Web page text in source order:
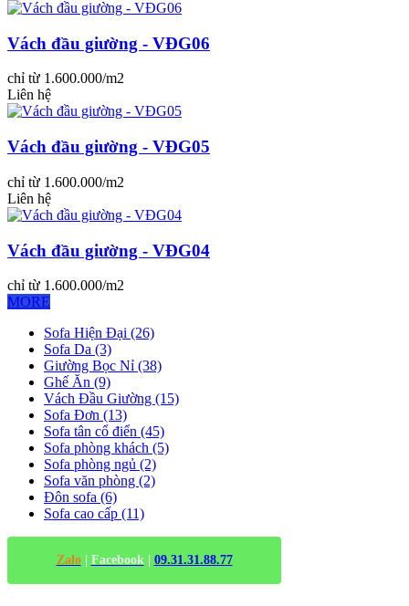
Vách đầu giường - VĐG06
chỉ từ 1.600.000/m2
Liên hệ
Vách đầu giường - VĐG05
chỉ từ 1.600.000/m2
Liên hệ
Vách đầu giường - VĐG04
chỉ từ 1.600.000/m2
MORE
Sofa Hiện Đại (26)
Sofa Da (3)
Giường Bọc Nỉ (38)
Ghế Ăn (9)
Vách Đầu Giường (15)
Sofa Đơn (13)
Sofa tân cổ điển (45)
Sofa phòng khách (5)
Sofa phòng ngủ (2)
Sofa văn phòng (2)
Đôn sofa (6)
Sofa cao cấp (11)
Zalo| Facebook| 09.31.31.88.77